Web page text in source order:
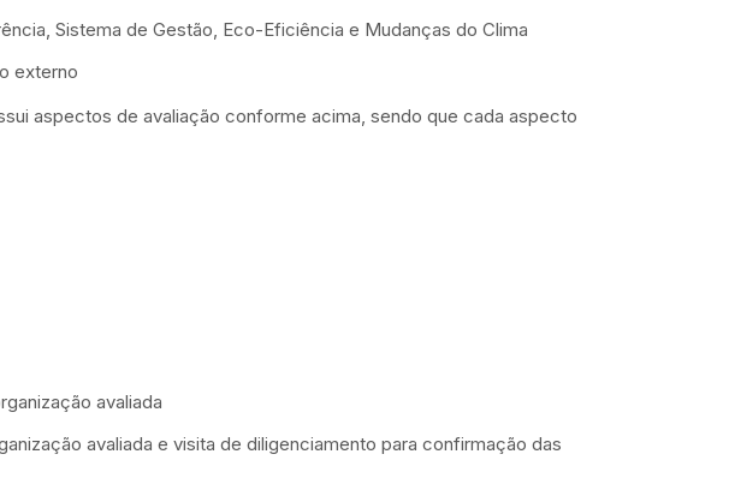
Sistema de Gestão, Eco-Eficiência e Mudanças do Clima
externo
aspectos de avaliação conforme acima, sendo que cada aspecto
avaliada
avaliada e visita de diligenciamento para confirmação das